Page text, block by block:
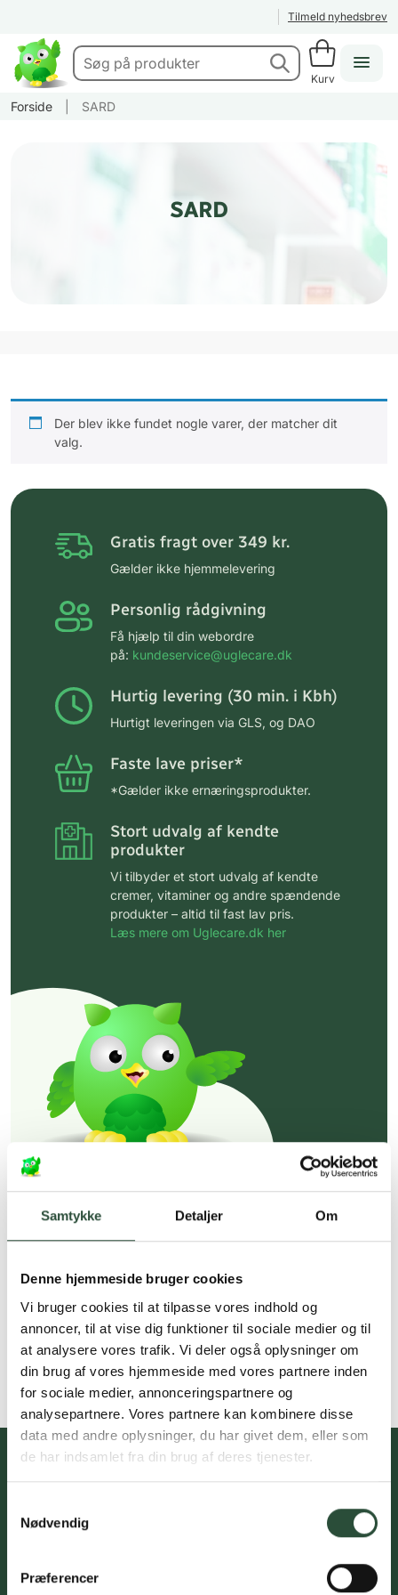
Samtykke Detaljer Om
Denne hjemmeside bruger cookies
Vi bruger cookies til at tilpasse vores indhold og
annoncer, til at vise dig funktioner til sociale medier og til
at analysere vores trafik. Vi deler også oplysninger om
din brug af vores hjemmeside med vores partnere inden
for sociale medier, annonceringspartnere og
analysepartnere. Vores partnere kan kombinere disse
data med andre oplysninger, du har givet dem, eller som
de har indsamlet fra din brug af deres tjenester.
Nødvendig
Præferencer
Tilmeld nyhedsbrev
Kurv
Forside SARD
SARD
Der blev ikke fundet nogle varer, der matcher dit
valg.
Gratis fragt over 349 kr.
Gælder ikke hjemmelevering
Personlig rådgivning
Få hjælp til din webordre
på: kundeservice@uglecare.dk
Hurtig levering (30 min. i Kbh)
Hurtigt leveringen via GLS, og DAO
Faste lave priser*
*Gælder ikke ernæringsprodukter.
Stort udvalg af kendte
produkter
Vi tilbyder et stort udvalg af kendte
cremer, vitaminer og andre spændende
produkter – altid til fast lav pris.
Læs mere om Uglecare.dk her
Du skal acceptere cookies for at kunne tilmelde dig vores
nyhedsbrev